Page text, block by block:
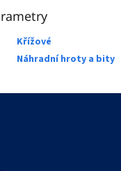
Křížové
Náhradní hroty a bity